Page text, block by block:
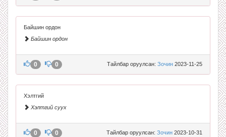
Байшин ордон
Байшин ордон
Тайлбар оруулсан: Зочин 2023-11-25
0 0
Хэлтгий
Хэлтгий суух
Тайлбар оруулсан: Зочин 2023-10-31
0 0